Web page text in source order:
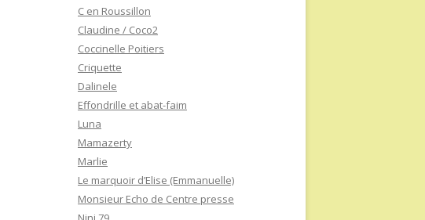
C en Roussillon
Claudine / Coco2
Coccinelle Poitiers
Criquette
Dalinele
Effondrille et abat-faim
Luna
Mamazerty
Marlie
Le marquoir d’Elise (Emmanuelle)
Monsieur Echo de Centre presse